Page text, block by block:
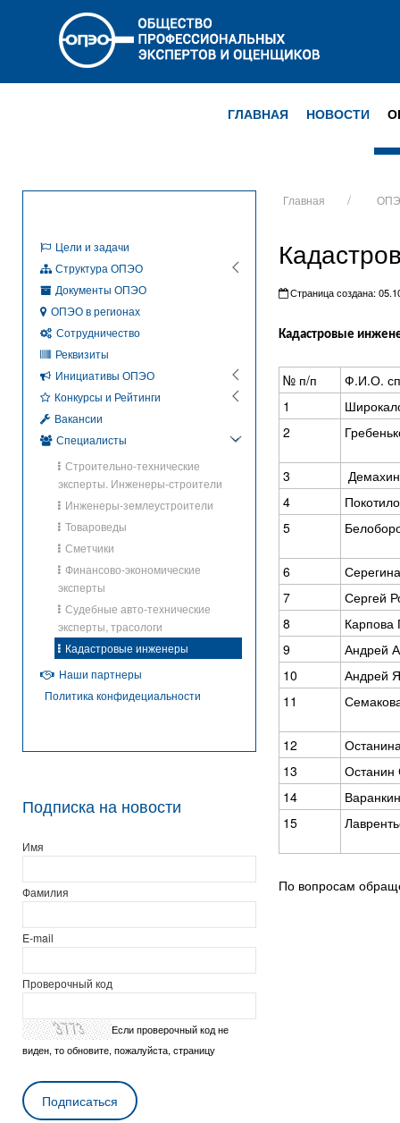
ГЛАВНАЯ НОВОСТИ
Главная
Страница создана:
Кадастровые
№ п/п
Ф.И.О.
1
2
3
4
5
6
7
Сергей
8
Карпова
9
Андрей
10
Андрей
11
12
13
Останин
14
15
По вопросам
Цели и задачи
Структура ОПЭО
Документы ОПЭО
ОПЭО в регионах
Сотрудничество
Реквизиты
Инициативы ОПЭО
Конкурсы и Рейтинги
Вакансии
Специалисты
Строительно-технические
эксперты. Инженеры-строители
Инженеры-землеустроители
Товароведы
Сметчики
Финансово-экономические
эксперты
Судебные авто-технические
эксперты, трасологи
Кадастровые инженеры
Наши партнеры
Политика конфидециальности
Подписка на новости
Имя
Фамилия
E-mail
Проверочный код
Если проверочный код не
виден, то обновите, пожалуйста, страницу